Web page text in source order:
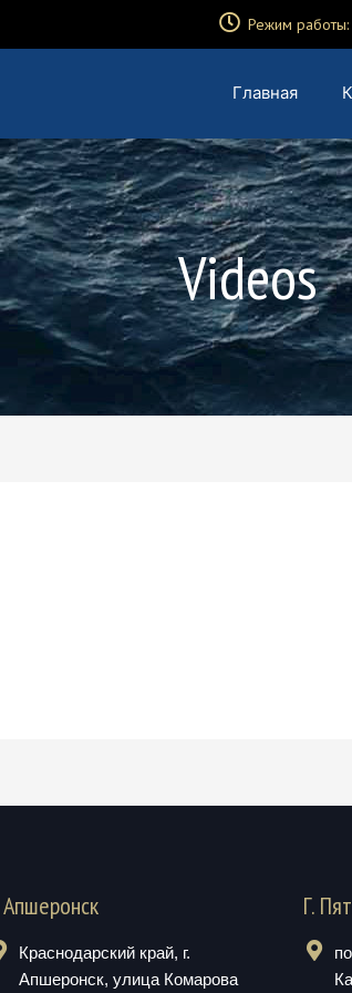
Режим
Главная
Videos
Апшеронск
Краснодарский край, г.
Апшеронск, улица Комарова
Г.